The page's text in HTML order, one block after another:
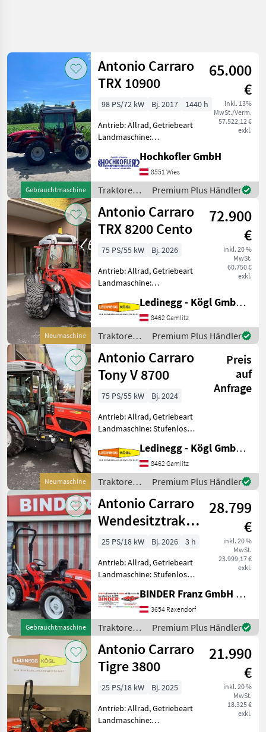
Gebrauchtmaschine
Antonio Carraro
TRX 10900
65.000
€
inkl. 13%
MwSt./Verm.
57.522,12 €
exkl.
98 PS/72 kW Bj. 2017
1440 h
Antrieb: Allrad, Getriebeart
Landmaschine:
Kabine,
Höchstgeschwindigkeit in
km/h: 35 km/h, Oberlenker
hinten: hydraulisch,
Luftsitz, Powershuttl
Hochkofler GmbH
8551 Wies
Traktoren /
Antonio
Carraro
Premium Plus Händler
Neumaschine
Antonio Carraro
TRX 8200 Cento
72.900
€
inkl. 20 %
MwSt.
60.750 €
exkl.
75 PS/55 kW
Bj. 2026
Antrieb: Allrad, Getriebeart
Landmaschine:
Kabine,
Zapfwellendrehzahl:
540/540E,
Höchstgeschwindigkeit in
km/h: 40 km/h, Aufladung:
Turbolader,
Ledinegg - Kögl GmbH - Obst- und Weinbautechnik
8462 Gamlitz
Traktoren /
Antonio
Carraro
Premium Plus Händler
Neumaschine
Antonio Carraro
Tony V 8700
Preis
auf
Anfrage
75 PS/55 kW
Bj. 2024
Antrieb: Allrad, Getriebeart
Landmaschine: Stufenloses
Zapfwellendrehzahl:
540/540E,
Höchstgeschwindigkeit in
km/h: 40 km/h, Aufladung:
Turbo
Ledinegg - Kögl GmbH - Obst- und Weinbautechnik
8462 Gamlitz
Traktoren /
Antonio
Carraro
Premium Plus Händler
Gebrauchtmaschine
Antonio Carraro
Wendesitztraktor
TTR 3800 HST
28.799
€
inkl. 20 %
MwSt.
23.999,17 €
exkl.
25 PS/18 kW Bj. 2026
3 h
Antrieb: Allrad, Getriebeart
Landmaschine: Stufenloses
Kabine,
Zapfwellendrehzahl: 540,
Höchstgeschwindigkeit in
km/h: 30 km/h, Abgasstufe:
-/St
BINDER Franz GmbH & CoKG
3654 Raxendorf
Traktoren /
Antonio
Carraro
Premium Plus Händler
Antonio Carraro
Tigre 3800
21.990
€
inkl. 20 %
MwSt.
18.325 €
exkl.
25 PS/18 kW
Bj. 2025
Antrieb: Allrad, Getriebeart
Landmaschine: